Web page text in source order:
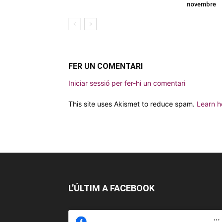
novembre
FER UN COMENTARI
Iniciar sessió per fer-hi un comentari
This site uses Akismet to reduce spam. Learn
L’ÚLTIM A FACEBOOK